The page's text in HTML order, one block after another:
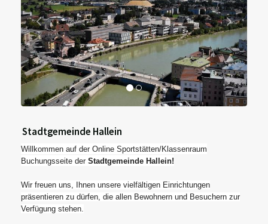
Stadtgemeinde Hallein
Willkommen auf der Online Sportstätten/Klassenraum
Buchungsseite der Stadtgemeinde Hallein!
Wir freuen uns, Ihnen unsere vielfältigen Einrichtungen
präsentieren zu dürfen, die allen Bewohnern und Besuchern zur
Verfügung stehen.